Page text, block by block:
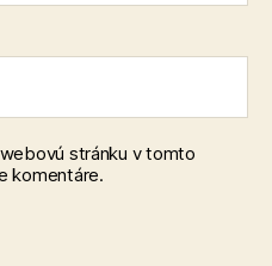
stránku v tomto
komentáre.